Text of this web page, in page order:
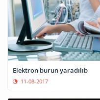
Elektron burun yaradılıb
11-08-2017